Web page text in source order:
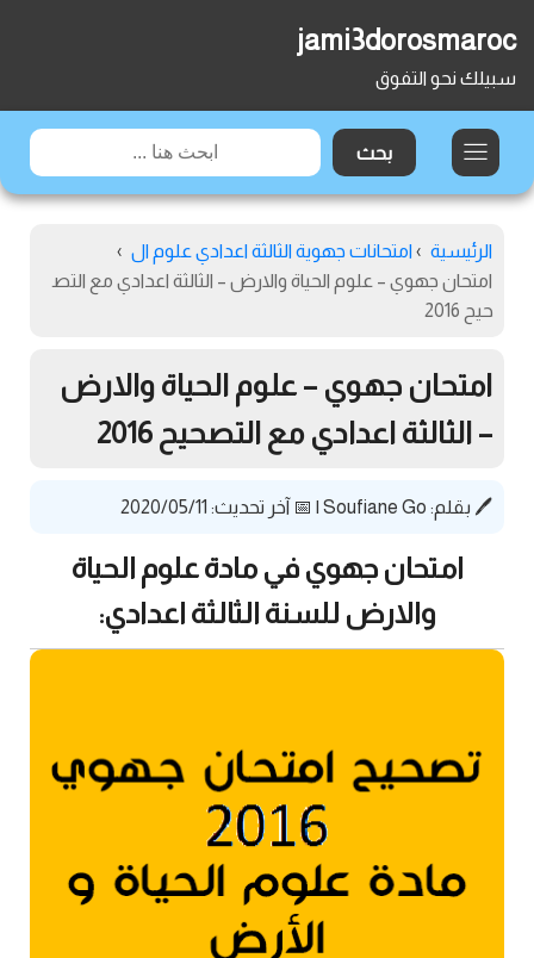
jami3dorosmaroc
سبيلك نحو التفوق
الرئيسية › امتحانات جهوية الثالثة اعدادي علوم ال ›
امتحان جهوي – علوم الحياة والارض – الثالثة اعدادي مع التص
حيح 2016
امتحان جهوي – علوم الحياة والارض
– الثالثة اعدادي مع التصحيح 2016
🖊️ بقلم: Soufiane Go
| 📅 آخر تحديث: 2020/05/11
امتحان جهوي في مادة علوم الحياة
والارض للسنة الثالثة اعدادي: